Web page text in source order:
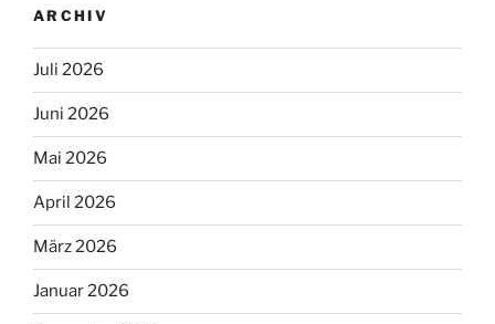
ARCHIV
Juli 2026
Juni 2026
Mai 2026
April 2026
März 2026
Januar 2026